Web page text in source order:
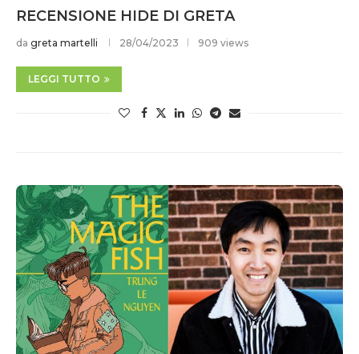
RECENSIONE HIDE DI GRETA
da greta martelli 28/04/2023 909 views
LEGGI TUTTO